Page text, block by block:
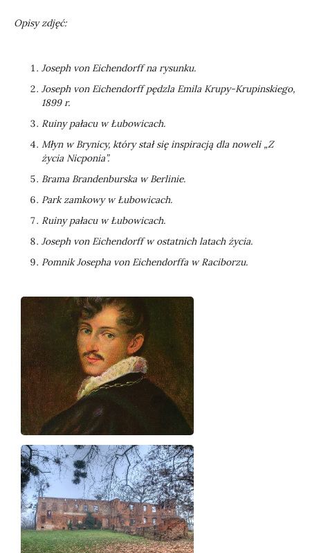
Opisy zdjęć:
Joseph von Eichendorff na rysunku.
Joseph von Eichendorff pędzla Emila Krupy-Krupinskiego,
1899 r.
Ruiny pałacu w Łubowicach.
Młyn w Brynicy, który stał się inspiracją dla noweli „Z
życia Nicponia”.
Brama Brandenburska w Berlinie.
Park zamkowy w Łubowicach.
Ruiny pałacu w Łubowicach.
Joseph von Eichendorff w ostatnich latach życia.
Pomnik Josepha von Eichendorffa w Raciborzu.